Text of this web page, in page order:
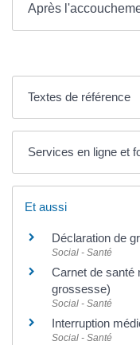
Après
Textes de référence
Services en ligne et
Et aussi
Déclaration de
Social - Santé
Carnet de santé
grossesse)
Social - Santé
Interruption
Social - Santé